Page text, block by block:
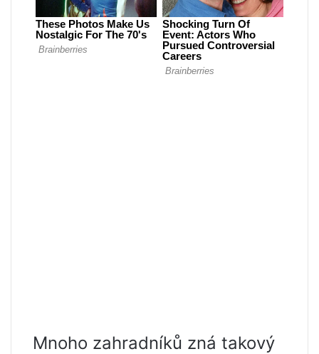
Mnoho zahradníků zná takový